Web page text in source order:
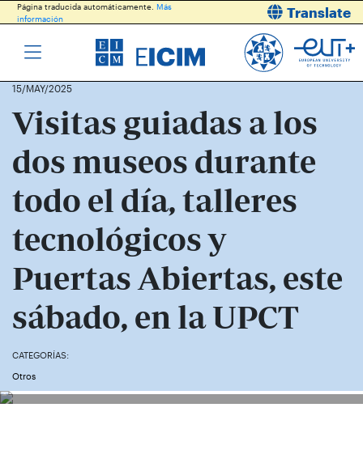
Página traducida automáticamente. Más
información
Translate
15/MAY/2025
Visitas guiadas a los
dos museos durante
todo el día, talleres
tecnológicos y
Puertas Abiertas, este
sábado, en la UPCT
CATEGORÍAS:
Otros